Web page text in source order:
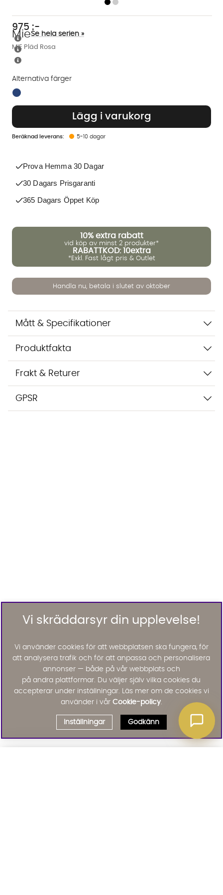
MIE Pläd Rosa
MieSe hela serien »
975 :-
Lägg i varukorg
5-10 dagar
Alternativa färger
Finns även i dessa färger:
Prova Hemma 30 Dagar
30 Dagars Prisgaranti
365 Dagars Öppet Köp
10% extra rabatt
vid köp av minst 2 produkter*
RABATTKOD: 10extra
*Exkl. Fast lågt pris & Outlet
Handla nu, betala i slutet av oktober
Mått & Specifikationer
Produktfakta
Frakt & Returer
GPSR
Vi skräddarsyr din upplevelse!
Vi använder cookies för att webbplatsen ska fungera, för
att analysera trafik och för att anpassa och personalisera
annonser — både på vår webbplats och
på andra plattformar. Du väljer själv vilka cookies du
accepterar under inställningar. Läs mer om de cookies vi
använder i vår Cookie-policy.
Inställningar Godkänn
Vi använder AI för att svara på dina frågor. Konversationen
inte dina uppgifter med tredje part. Läs mer i vår
Starta chatten